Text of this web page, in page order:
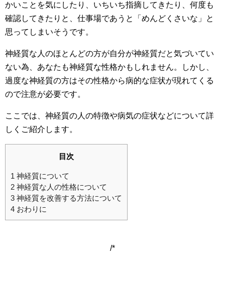
かいことを気にしたり、いちいち指摘してきたり、何度も
確認してきたりと、仕事場であうと「めんどくさいな」と
思ってしまいそうです。
神経質な人のほとんどの方が自分が神経質だと気づいてい
ない為、あなたも神経質な性格かもしれません。しかし、
過度な神経質の方はその性格から病的な症状が現れてくる
ので注意が必要です。
ここでは、神経質の人の特徴や病気の症状などについて詳
しくご紹介します。
目次
1 神経質について
2 神経質な人の性格について
3 神経質を改善する方法について
4 おわりに
/*